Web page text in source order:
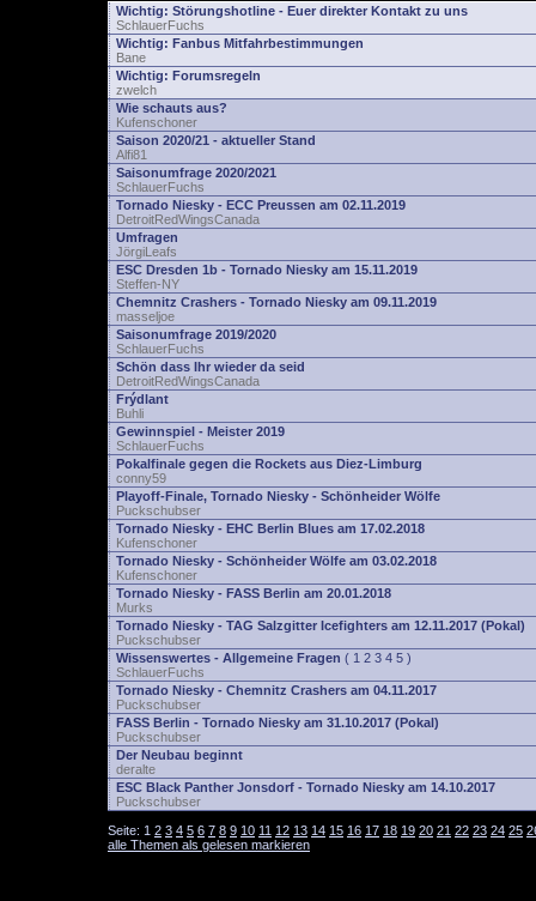
Wichtig: Störungshotline - Euer direkter Kontakt zu uns
SchlauerFuchs
Wichtig: Fanbus Mitfahrbestimmungen
Bane
Wichtig: Forumsregeln
zwelch
Wie schauts aus?
Kufenschoner
Saison 2020/21 - aktueller Stand
Alfi81
Saisonumfrage 2020/2021
SchlauerFuchs
Tornado Niesky - ECC Preussen am 02.11.2019
DetroitRedWingsCanada
Umfragen
JörgiLeafs
ESC Dresden 1b - Tornado Niesky am 15.11.2019
Steffen-NY
Chemnitz Crashers - Tornado Niesky am 09.11.2019
masseljoe
Saisonumfrage 2019/2020
SchlauerFuchs
Schön dass Ihr wieder da seid
DetroitRedWingsCanada
Frýdlant
Buhli
Gewinnspiel - Meister 2019
SchlauerFuchs
Pokalfinale gegen die Rockets aus Diez-Limburg
conny59
Playoff-Finale, Tornado Niesky - Schönheider Wölfe
Puckschubser
Tornado Niesky - EHC Berlin Blues am 17.02.2018
Kufenschoner
Tornado Niesky - Schönheider Wölfe am 03.02.2018
Kufenschoner
Tornado Niesky - FASS Berlin am 20.01.2018
Murks
Tornado Niesky - TAG Salzgitter Icefighters am 12.11.2017 (Pokal)
Puckschubser
Wissenswertes - Allgemeine Fragen ( 1 2 3 4 5 )
SchlauerFuchs
Tornado Niesky - Chemnitz Crashers am 04.11.2017
Puckschubser
FASS Berlin - Tornado Niesky am 31.10.2017 (Pokal)
Puckschubser
Der Neubau beginnt
deralte
ESC Black Panther Jonsdorf - Tornado Niesky am 14.10.2017
Puckschubser
Seite: 1 2 3 4 5 6 7 8 9 10 11 12 13 14 15 16 17 18 19 20 21 22 23 24 25
alle Themen als gelesen markieren